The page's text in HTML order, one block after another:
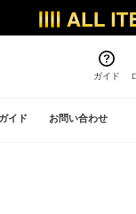
ガイド
イド お問い合わせ